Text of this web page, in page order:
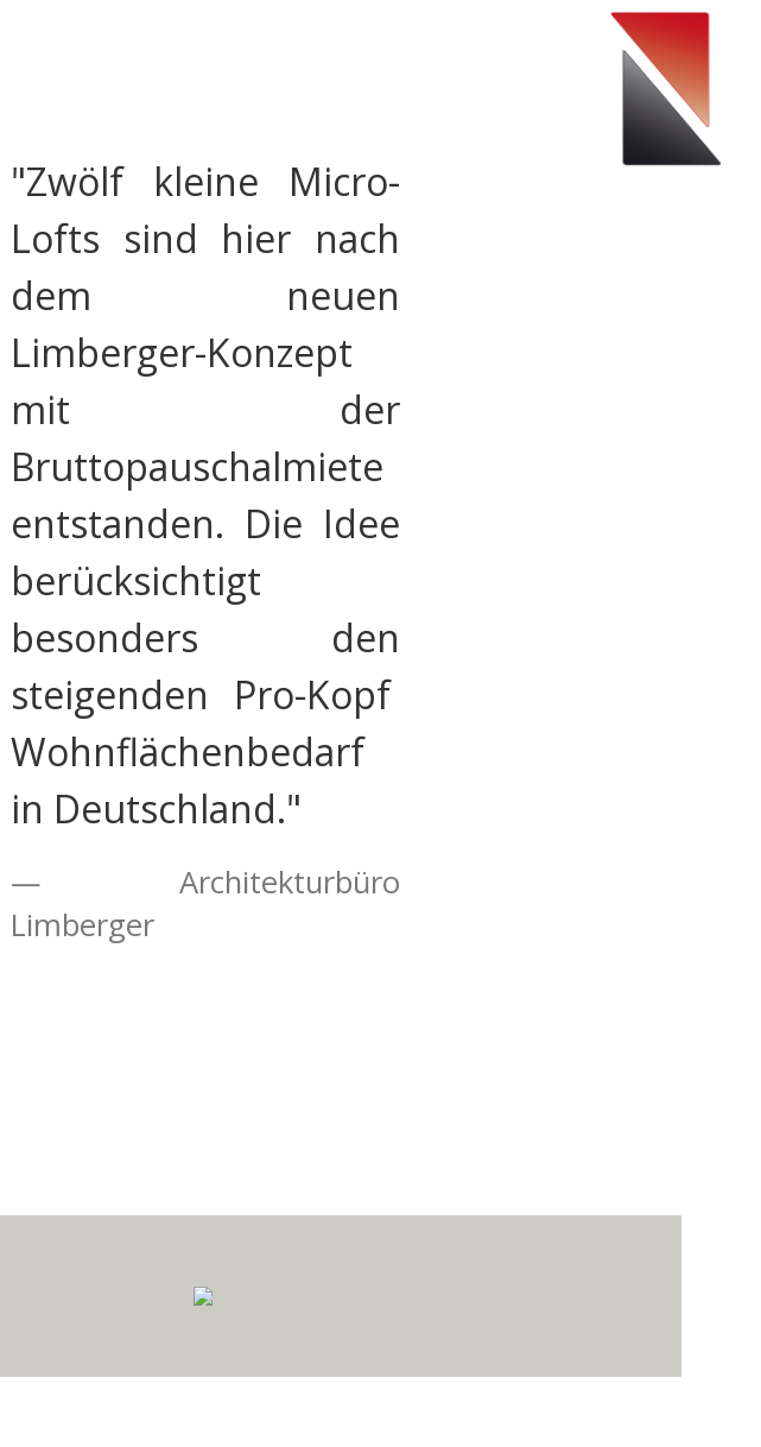
Toggle
navigation
"Zwölf kleine Micro-
Lofts sind hier nach
dem neuen
Limberger-Konzept
mit der
Bruttopauschalmiete
entstanden. Die Idee
berücksichtigt
besonders den
steigenden Pro-Kopf
Wohnflächenbedarf
in Deutschland."
Architekturbüro
Limberger